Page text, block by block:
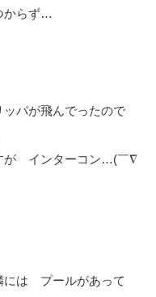
からず…
パが飛んでったので
が インターコン…(￣∇
には プールがあって